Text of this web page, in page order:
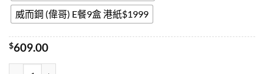
威而鋼 (偉哥) E餐9盒 港紙$1999
$609.00